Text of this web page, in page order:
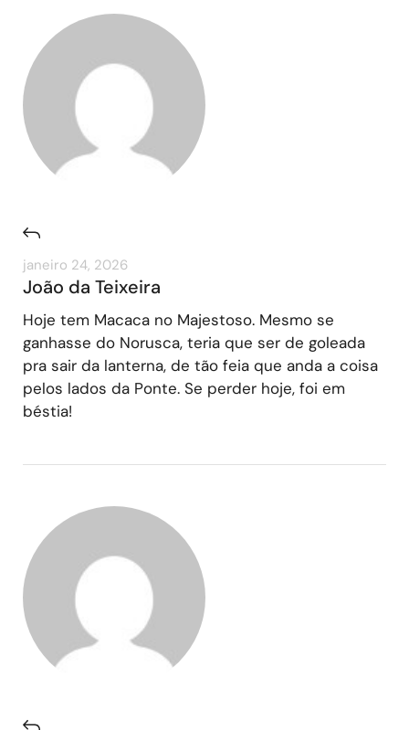
janeiro 24, 2026
João da Teixeira
Hoje tem Macaca no Majestoso. Mesmo se
ganhasse do Norusca, teria que ser de goleada
pra sair da lanterna, de tão feia que anda a coisa
pelos lados da Ponte. Se perder hoje, foi em
béstia!